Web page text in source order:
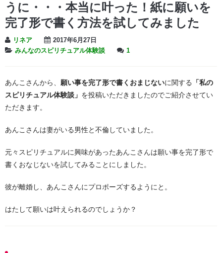
うに・・・本当に叶った！紙に願いを
完了形で書く方法を試してみました
リネア
2017年6月27日
みんなのスピリチュアル体験談
1
あんこさんから、 願い事を完了形で書くおまじないに関する
「私の
スピリチュアル体験談」 を投稿いただきましたのでご紹介させてい
ただきます。
あんこさんは妻がいる男性と不倫していました。
元々スピリチュアルに興味があったあんこさんは願い事を完了形で
書くおなじないを試してみることにしました。
彼が離婚し、あんこさんにプロポーズするようにと。
はたして願いは叶えられるのでしょうか？